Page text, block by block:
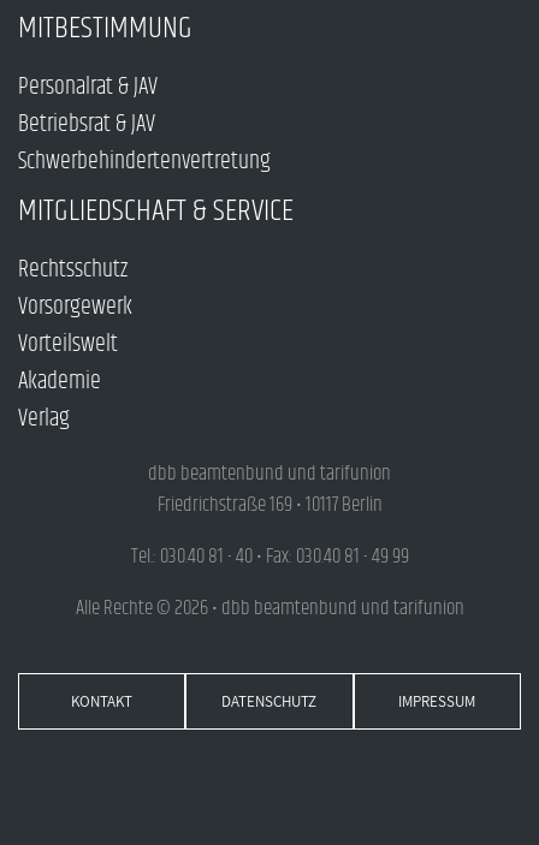
MITBESTIMMUNG
Personalrat & JAV
Betriebsrat & JAV
Schwerbehindertenvertretung
MITGLIEDSCHAFT & SERVICE
Rechtsschutz
Vorsorgewerk
Vorteilswelt
Akademie
Verlag
dbb beamtenbund und tarifunion
Friedrichstraße 169 • 10117 Berlin
Tel.: 030.40 81 - 40 • Fax: 030.40 81 - 49 99
Alle Rechte © 2026 • dbb beamtenbund und tarifunion
KONTAKT DATENSCHUTZ IMPRESSUM